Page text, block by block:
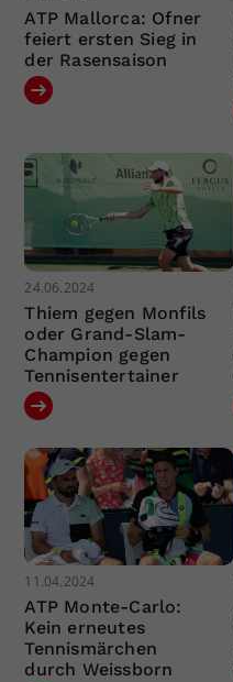
ATP Mallorca: Ofner
feiert ersten Sieg in
der Rasensaison
24.06.2024
Thiem gegen Monfils
oder Grand-Slam-
Champion gegen
Tennisentertainer
11.04.2024
ATP Monte-Carlo:
Kein erneutes
Tennismärchen
durch Weissborn